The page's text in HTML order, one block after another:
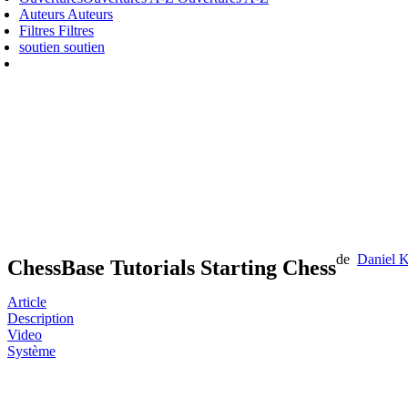
Auteurs Auteurs
Filtres Filtres
soutien soutien
ChessBase Tutorials Starting Chessde Daniel
Article
Description
Video
Système